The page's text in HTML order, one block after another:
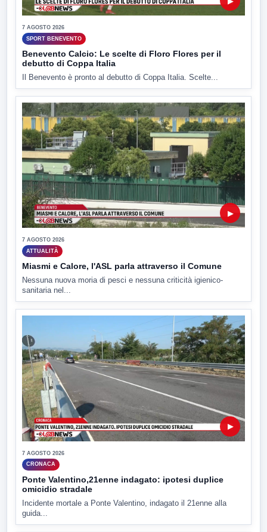
7 AGOSTO 2026
SPORT BENEVENTO
Benevento Calcio: Le scelte di Floro Flores per il
debutto di Coppa Italia
Il Benevento è pronto al debutto di Coppa Italia. Scelte...
▶
7 AGOSTO 2026
ATTUALITÀ
Miasmi e Calore, l'ASL parla attraverso il Comune
Nessuna nuova moria di pesci e nessuna criticità igienico-
sanitaria nel...
▶
7 AGOSTO 2026
CRONACA
Ponte Valentino,21enne indagato: ipotesi duplice
omicidio stradale
Incidente mortale a Ponte Valentino, indagato il 21enne alla
guida...